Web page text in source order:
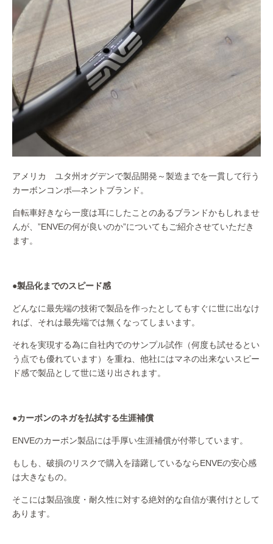
アメリカ ユタ州オグデンで製品開発～製造までを一貫して行う
カーボンコンポ―ネントブランド。
自転車好きなら一度は耳にしたことのあるブランドかもしれませ
んが、”ENVEの何が良いのか”についてもご紹介させていただき
ます。
●製品化までのスピード感
どんなに最先端の技術で製品を作ったとしてもすぐに世に出なけ
れば、それは最先端では無くなってしまいます。
それを実現する為に自社内でのサンプル試作（何度も試せるとい
う点でも優れています）を重ね、他社にはマネの出来ないスピー
ド感で製品として世に送り出されます。
●カーボンのネガを払拭する生涯補償
ENVEのカーボン製品には手厚い生涯補償が付帯しています。
もしも、破損のリスクで購入を躊躇しているならENVEの安心感
は大きなもの。
そこには製品強度・耐久性に対する絶対的な自信が裏付けとして
あります。